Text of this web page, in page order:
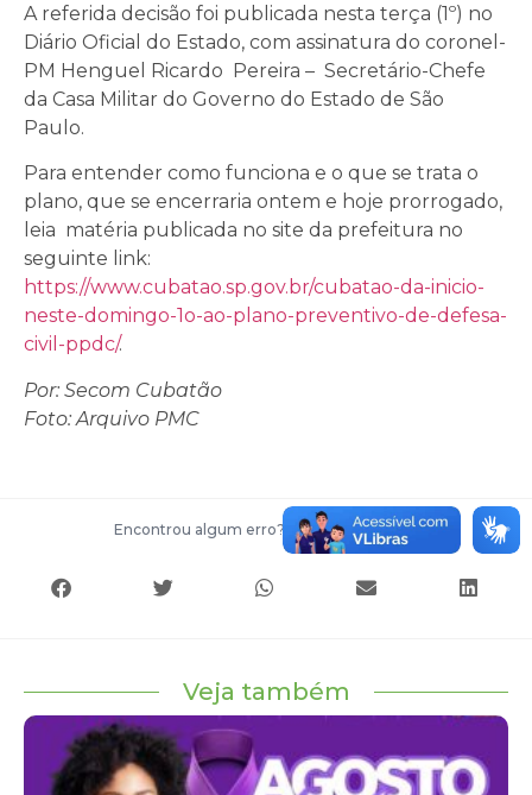
A referida decisão foi publicada nesta terça (1º) no
Diário Oficial do Estado, com assinatura do coronel-
PM Henguel Ricardo Pereira – Secretário-Chefe
da Casa Militar do Governo do Estado de São
Paulo.
Para entender como funciona e o que se trata o
plano, que se encerraria ontem e hoje prorrogado,
leia matéria publicada no site da prefeitura no
seguinte link:
https://www.cubatao.sp.gov.br/cubatao-da-inicio-
neste-domingo-1o-ao-plano-preventivo-de-defesa-
civil-ppdc/.
Por: Secom Cubatão
Foto: Arquivo PMC
Encontrou algum erro? Entre em contato
Veja também